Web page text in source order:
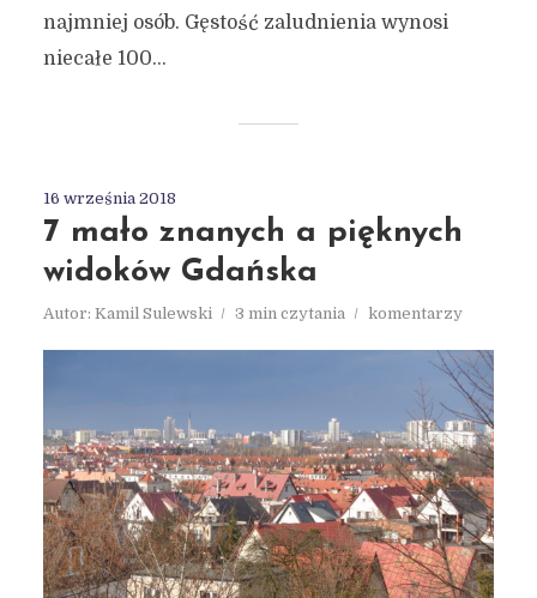
najmniej osób. Gęstość zaludnienia wynosi
niecałe 100...
16 września 2018
7 mało znanych a pięknych
widoków Gdańska
Autor: Kamil Sulewski 3 min czytania komentarzy